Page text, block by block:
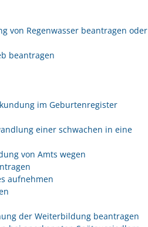
von Regenwasser beantragen oder
beantragen
im Geburtenregister
einer schwachen in eine
von Amts wegen
aufnehmen
der Weiterbildung beantragen